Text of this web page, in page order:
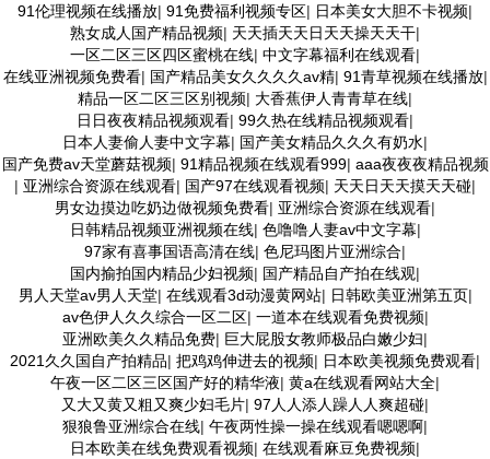
91伦理视频在线播放| 91免费福利视频专区| 日本美女大胆不卡视频|
熟女成人国产精品视频| 天天插天天日天天操天天干|
一区二区三区四区蜜桃在线| 中文字幕福利在线观看|
在线亚洲视频免费看| 国产精品美女久久久久av精| 91青草视频在线播放|
精品一区二区三区别视频| 大香蕉伊人青青草在线|
日日夜夜精品视频观看| 99久热在线精品视频观看|
日本人妻偷人妻中文字幕| 国产美女精品久久久有奶水|
国产免费av天堂蘑菇视频| 91精品视频在线观看999| aaa夜夜夜精品视频
| 亚洲综合资源在线观看| 国产97在线观看视频| 天天日天天摸天天碰|
男女边摸边吃奶边做视频免费看| 亚洲综合资源在线观看|
日韩精品视频亚洲视频在线| 色噜噜人妻av中文字幕|
97家有喜事国语高清在线| 色尼玛图片亚洲综合|
国内揄拍国内精品少妇视频| 国产精品自产拍在线观|
男人天堂av男人天堂| 在线观看3d动漫黄网站| 日韩欧美亚洲第五页|
av色伊人久久综合一区二区| 一道本在线观看免费视频|
亚洲欧美久久精品免费| 巨大屁股女教师极品白嫩少妇|
2021久久国自产拍精品| 把鸡鸡伸进去的视频| 日本欧美视频免费观看|
午夜一区二区三区国产好的精华液| 黄a在线观看网站大全|
又大又黄又粗又爽少妇毛片| 97人人添人躁人人爽超碰|
狠狼鲁亚洲综合在线| 午夜两性操一操在线观看嗯嗯啊|
日本欧美在线免费观看视频| 在线观看麻豆免费视频|